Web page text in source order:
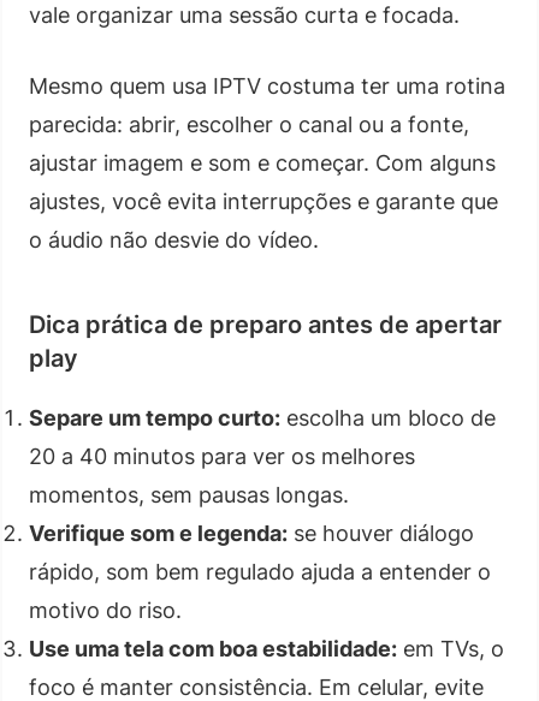
vale organizar uma sessão curta e focada.
Mesmo quem usa IPTV costuma ter uma rotina
parecida: abrir, escolher o canal ou a fonte,
ajustar imagem e som e começar. Com alguns
ajustes, você evita interrupções e garante que
o áudio não desvie do vídeo.
Dica prática de preparo antes de apertar
play
Separe um tempo curto: escolha um bloco de
20 a 40 minutos para ver os melhores
momentos, sem pausas longas.
Verifique som e legenda: se houver diálogo
rápido, som bem regulado ajuda a entender o
motivo do riso.
Use uma tela com boa estabilidade: em TVs, o
foco é manter consistência. Em celular, evite